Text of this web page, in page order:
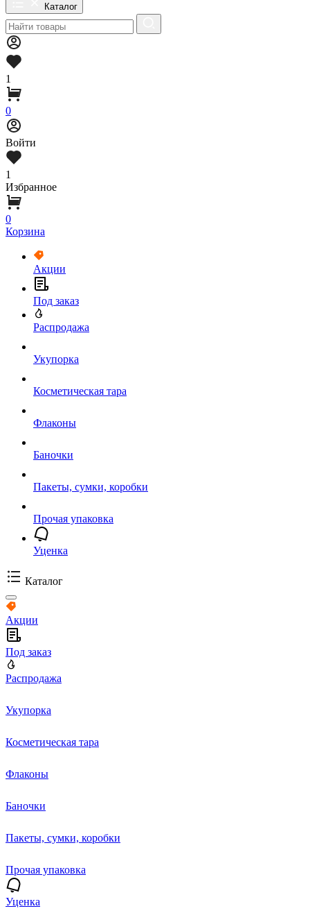
Каталог
1
0
Войти
1
Избранное
0
Корзина
Акции
Под заказ
Распродажа
Укупорка
Косметическая тара
Флаконы
Баночки
Пакеты, сумки, коробки
Прочая упаковка
Уценка
Каталог
Акции
Под заказ
Распродажа
Укупорка
Косметическая тара
Флаконы
Баночки
Пакеты, сумки, коробки
Прочая упаковка
Уценка